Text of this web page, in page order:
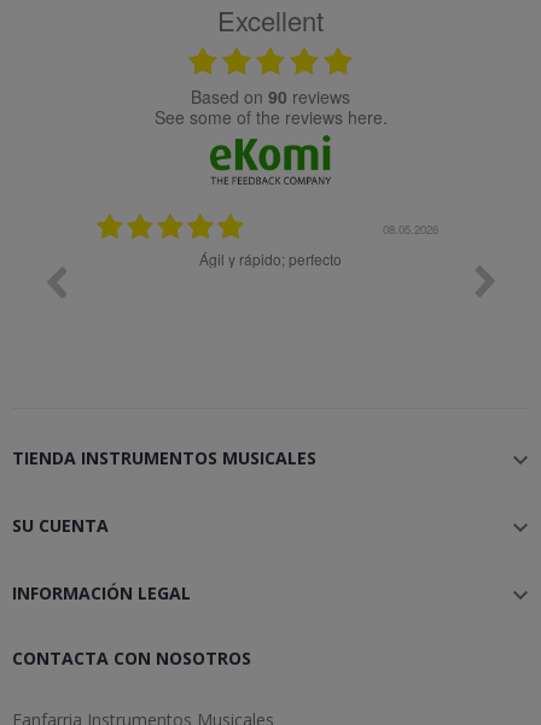
Excellent
based on 90 reviews
see some of the reviews here.
08.05.2026
Muy bien
TIENDA INSTRUMENTOS MUSICALES 
SU CUENTA 
INFORMACIÓN LEGAL 
CONTACTA CON NOSOTROS
Fanfarria Instrumentos Musicales